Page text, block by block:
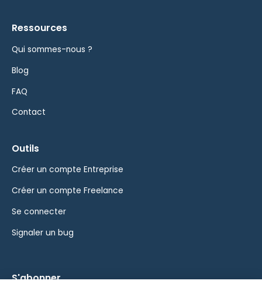
Ressources
Qui sommes-nous ?
Blog
FAQ
Contact
Outils
Créer un compte Entreprise
Créer un compte Freelance
Se connecter
Signaler un bug
S'abonner